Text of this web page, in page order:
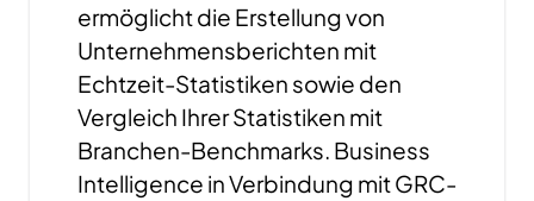
ermöglicht die Erstellung von
Unternehmensberichten mit
Echtzeit-Statistiken sowie den
Vergleich Ihrer Statistiken mit
Branchen-Benchmarks. Business
Intelligence in Verbindung mit GRC-